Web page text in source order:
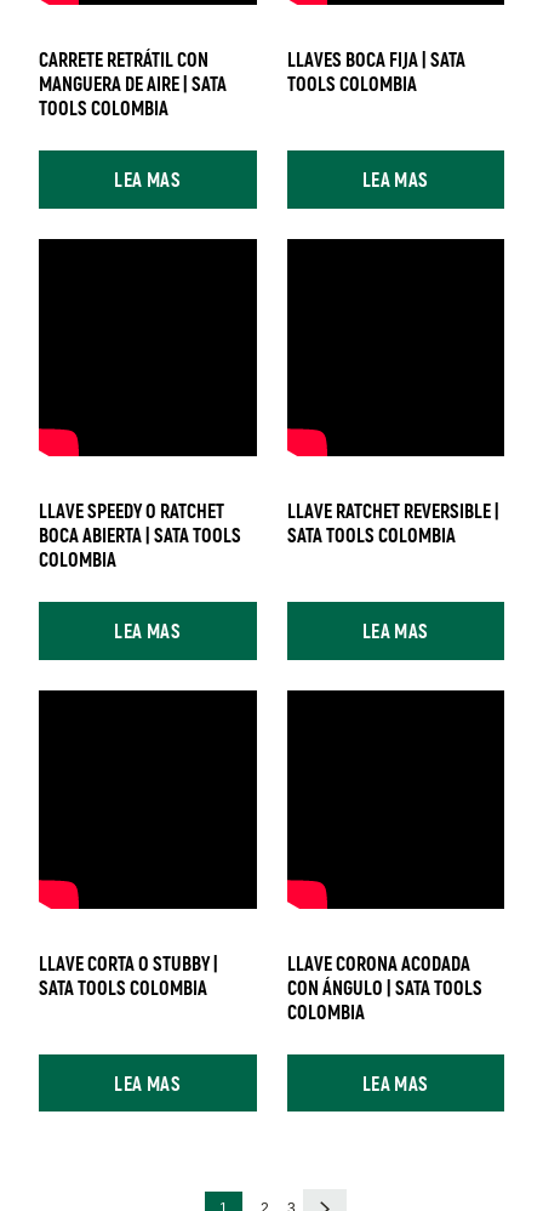
CARRETE RETRÁTIL CON
MANGUERA DE AIRE | SATA
TOOLS COLOMBIA
LEA MAS
LLAVES BOCA FIJA | SATA
TOOLS COLOMBIA
LEA MAS
LLAVE SPEEDY O RATCHET
BOCA ABIERTA | SATA TOOLS
COLOMBIA
LEA MAS
LLAVE RATCHET REVERSIBLE |
SATA TOOLS COLOMBIA
LEA MAS
LLAVE CORTA O STUBBY |
SATA TOOLS COLOMBIA
LEA MAS
LLAVE CORONA ACODADA
CON ÁNGULO | SATA TOOLS
COLOMBIA
LEA MAS
PáginaPáginaPáginaSiguiente